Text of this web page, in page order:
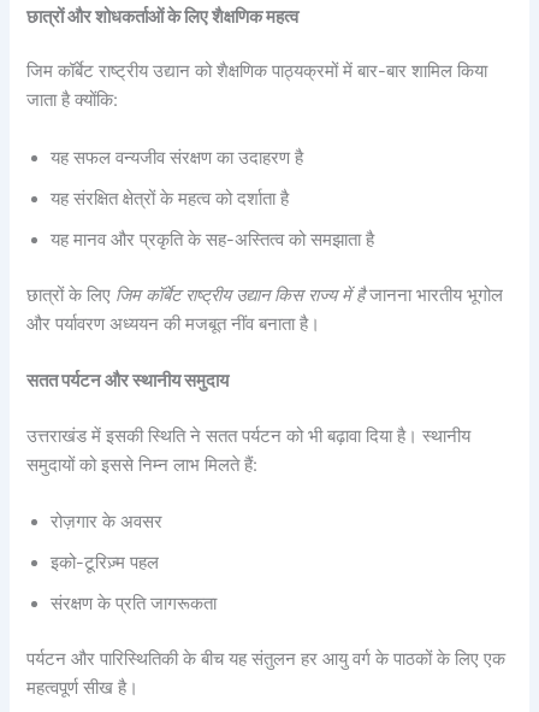
छात्रों और शोधकर्ताओं के लिए शैक्षणिक महत्व
जिम कॉर्बेट राष्ट्रीय उद्यान को शैक्षणिक पाठ्यक्रमों में बार-बार शामिल किया
जाता है क्योंकि:
यह सफल वन्यजीव संरक्षण का उदाहरण है
यह संरक्षित क्षेत्रों के महत्व को दर्शाता है
यह मानव और प्रकृति के सह-अस्तित्व को समझाता है
छात्रों के लिए जिम कॉर्बेट राष्ट्रीय उद्यान किस राज्य में हैजानना भारतीय भूगोल
और पर्यावरण अध्ययन की मजबूत नींव बनाता है।
सतत पर्यटन और स्थानीय समुदाय
उत्तराखंड में इसकी स्थिति ने सतत पर्यटन को भी बढ़ावा दिया है। स्थानीय
समुदायों को इससे निम्न लाभ मिलते हैं:
रोज़गार के अवसर
इको-टूरिज़्म पहल
संरक्षण के प्रति जागरूकता
पर्यटन और पारिस्थितिकी के बीच यह संतुलन हर आयु वर्ग के पाठकों के लिए एक
महत्वपूर्ण सीख है।